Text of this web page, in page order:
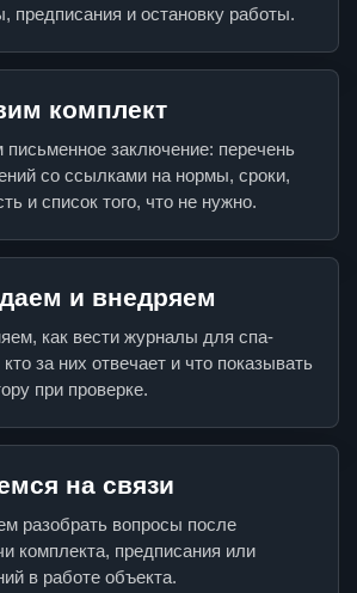
предписания и остановку работы.
комплект
письменное заключение: перечень
со ссылками на нормы, сроки,
и список того, что не нужно.
и внедряем
как вести журналы для спа-
за них отвечает и что показывать
при проверке.
на связи
разобрать вопросы после
комплекта, предписания или
в работе объекта.